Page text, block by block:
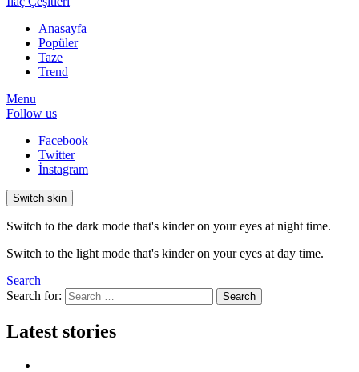
Anasayfa
Popüler
Taze
Trend
Menu
Follow us
Facebook
Twitter
İnstagram
Switch skin
Switch to the dark mode that's kinder on your eyes at night time.
Switch to the light mode that's kinder on your eyes at day time.
Search
Search for:
Search
Latest stories